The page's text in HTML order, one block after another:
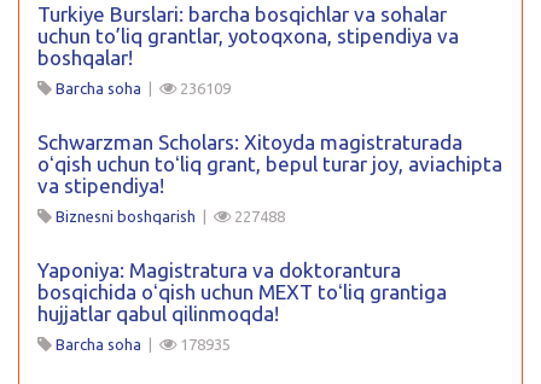
Turkiye Burslari: barcha bosqichlar va sohalar
uchun to’liq grantlar, yotoqxona, stipendiya va
boshqalar!
Barcha soha | 236109
Schwarzman Scholars: Xitoyda magistraturada
oʻqish uchun toʻliq grant, bepul turar joy, aviachipta
va stipendiya!
Biznesni boshqarish | 227488
Yaponiya: Magistratura va doktorantura
bosqichida oʻqish uchun MEXT toʻliq grantiga
hujjatlar qabul qilinmoqda!
Barcha soha | 178935